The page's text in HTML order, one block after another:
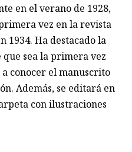
en el verano de 1928,
vez en la revista
1934. Ha destacado la
sea la primera vez
a conocer el manuscrito
Además, se editará en
con ilustraciones